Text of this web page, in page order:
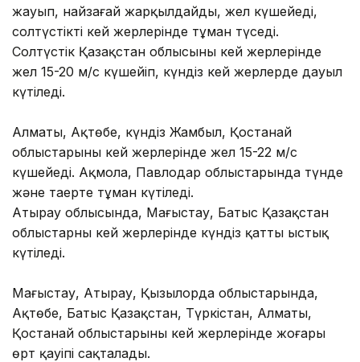
жауып, найзағай жарқылдайды, жел күшейеді,
солтүстіктің кей жерлерінде тұман түседі.
Солтүстік Қазақстан облысының кей жерлерінде
жел 15-20 м/с күшейіп, күндіз кей жерлерде дауыл
күтіледі.
Алматы, Ақтөбе, күндіз Жамбыл, Қостанай
облыстарының кей жерлерінде жел 15-22 м/с
күшейеді. Ақмола, Павлодар облыстарында түнде
және таңертең тұман күтіледі.
Атырау облысында, Маңғыстау, Батыс Қазақстан
облыстарның кей жерлерінде күндіз қатты ыстық
күтіледі.
Маңғыстау, Атырау, Қызылорда облыстарында,
Ақтөбе, Батыс Қазақстан, Түркістан, Алматы,
Қостанай облыстарының кей жерлерінде жоғары
өрт қауіпі сақталады.